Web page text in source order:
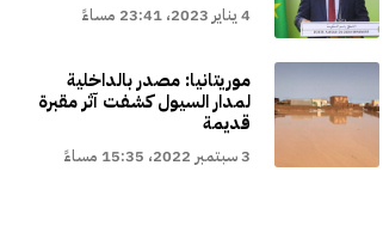
4 يناير 2023، 23:41 مساءً
موريتانيا: مصدر بالداخلية
لمدار السيول كشفت آثر مقبرة
قديمة
3 سبتمبر 2022، 15:35 مساءً